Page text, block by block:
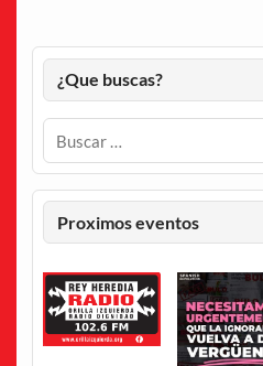
¿Que buscas?
Proximos eventos